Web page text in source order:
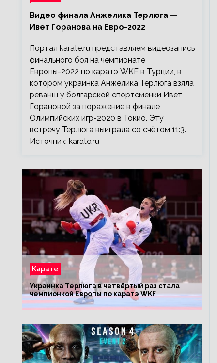
Видео финала Анжелика Терлюга —
Ивет Горанова на Евро-2022
Портал karate.ru представляем видеозапись
финального боя на чемпионате
Европы-2022 по каратэ WKF в Турции, в
котором украинка Анжелика Терлюга взяла
реванш у болгарской спортсменки Ивет
Горановой за поражение в финале
Олимпийских игр-2020 в Токио. Эту
встречу Терлюга выиграла со счётом 11:3.
Источник: karate.ru
Карате
Украинка Терлюга в четвёртый раз стала
чемпионкой Европы по каратэ WKF